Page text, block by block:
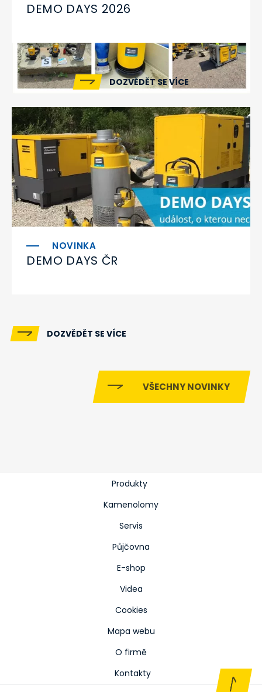
DEMO DAYS 2026
DOZVĚDĚT SE VÍCE
DEMO DAYS ČR
DOZVĚDĚT SE VÍCE
VŠECHNY NOVINKY
Produkty
Kamenolomy
Servis
Půjčovna
E-shop
Videa
Cookies
Mapa webu
O firmě
Kontakty